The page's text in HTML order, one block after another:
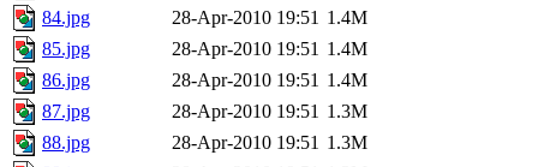
84.jpg
28-Apr-2010 19:51 1.4M
85.jpg
28-Apr-2010 19:51 1.4M
86.jpg
28-Apr-2010 19:51 1.4M
87.jpg
28-Apr-2010 19:51 1.3M
88.jpg
28-Apr-2010 19:51 1.3M